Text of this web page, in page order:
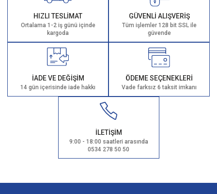
HIZLI TESLİMAT
Ortalama 1-2 iş günü içinde
kargoda
GÜVENLİ ALIŞVERİŞ
Tüm işlemler 128 bit SSL ile
güvende
İADE VE DEĞİŞİM
14 gün içerisinde iade hakkı
ÖDEME SEÇENEKLERİ
Vade farksız 6 taksit imkanı
İLETİŞİM
9:00 - 18:00 saatleri arasında
0534 278 50 50